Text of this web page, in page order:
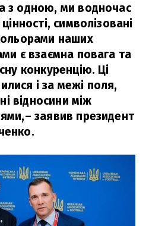
з одною, ми водночас
символізовані
наших
є взаємна повага та
конкуренцію. Ці
і за межі поля,
відносини між
– заявив президент